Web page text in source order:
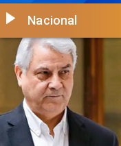
Nacional